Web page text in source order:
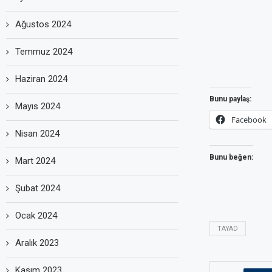
Bunu paylaş:
Facebook
Bunu beğen:
TAYAD
Ağustos 2024
Temmuz 2024
Haziran 2024
Mayıs 2024
Nisan 2024
Mart 2024
Şubat 2024
Ocak 2024
Aralık 2023